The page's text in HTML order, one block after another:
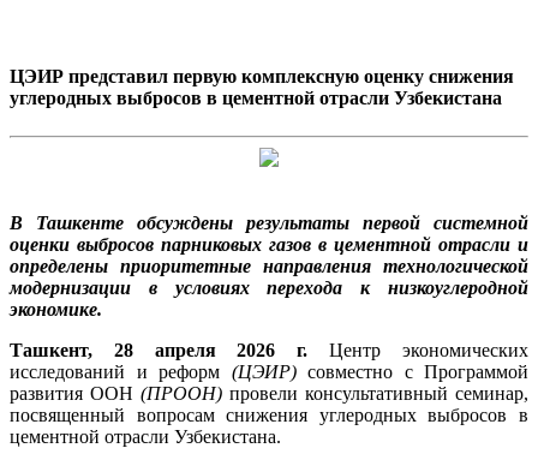
ЦЭИР представил первую комплексную оценку снижения
углеродных выбросов в цементной отрасли Узбекистана
В Ташкенте обсуждены результаты первой системной
оценки выбросов парниковых газов в цементной отрасли и
определены приоритетные направления технологической
модернизации в условиях перехода к низкоуглеродной
экономике.
Ташкент, 28 апреля 2026 г. Центр экономических
исследований и реформ (ЦЭИР)совместно с Программой
развития ООН (ПРООН) провели консультативный семинар,
посвященный вопросам снижения углеродных выбросов в
цементной отрасли Узбекистана.